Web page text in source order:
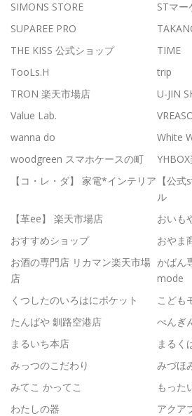
SIMONS STORE
STマー
SUPAREE PRO
THE KISS 公式ショップ
TIME
TooLs.H
trip
TRON 楽天市場店
U-JIN
Value Lab.
wanna do
White
woodgreen スマホケースの町
【コ・レ・ダ】 家電*インテリア 【公
ル
【革ee】 楽天市場店
おいも
おすすめショップ
おやま
お酒の専門店 リカマン楽天市場
店
かばん
mode
くつしたのいろはにポケット
こども
たんばや 釧路空港店
ぺんぎ
まるいち本店
まるく
みっつのこだわり
みづほ
みてこ かってこ
もった
わたしの器
アクア